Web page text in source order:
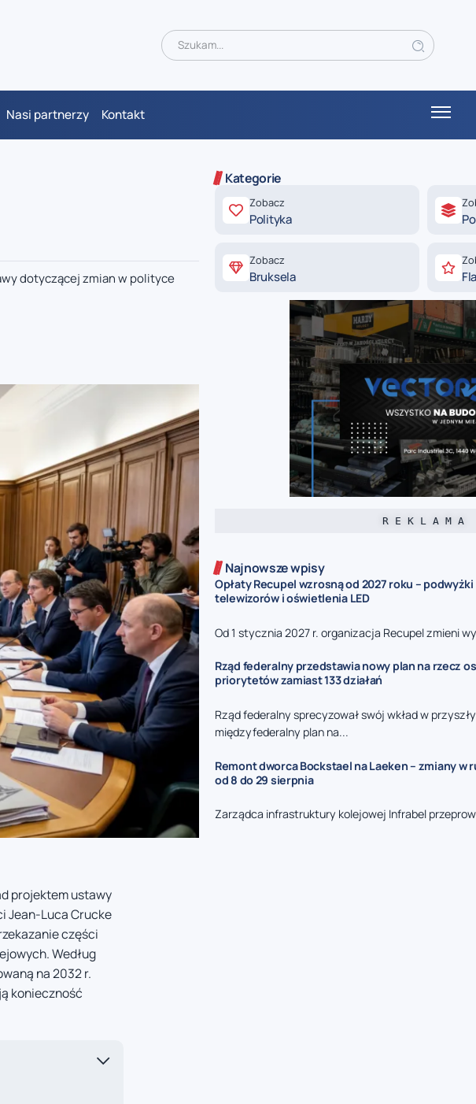
Nasi partnerzy Kontakt
dotyczącej zmian w polityce
projektem ustawy
Jean-Luca Crucke
części
Według
na 2032 r.
konieczność
Kategorie
Zobacz
Polityka
Zobacz
Bruksela
R E K L A M A
Najnowsze wpisy
Opłaty Recupel wzrosną od 2027 roku –
telewizorów i oświetlenia LED
Od 1 stycznia 2027 r. organizacja Recupel zmieni
Rząd federalny przedstawia nowy plan na rzecz
priorytetów zamiast 133 działań
Rząd federalny sprecyzował swój wkład w przyszły
międzyfederalny plan na...
Remont dworca Bockstael na Laeken – zmiany w
od 8 do 29 sierpnia
Zarządca infrastruktury kolejowej Infrabel